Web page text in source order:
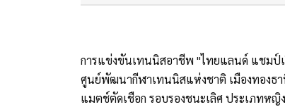
การแข่งขันเทนนิสอาชีพ "ไทยแลนด์ แชมป์
ศูนย์พัฒนากีฬาเทนนิสแห่งชาติ เมืองทองธา
แมตช์ตัดเชือก รอบรองชนะเลิศ ประเภทห